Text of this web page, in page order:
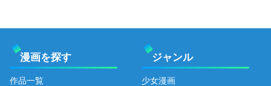
漫画を探す
作品一覧
ジャンル
少女漫画